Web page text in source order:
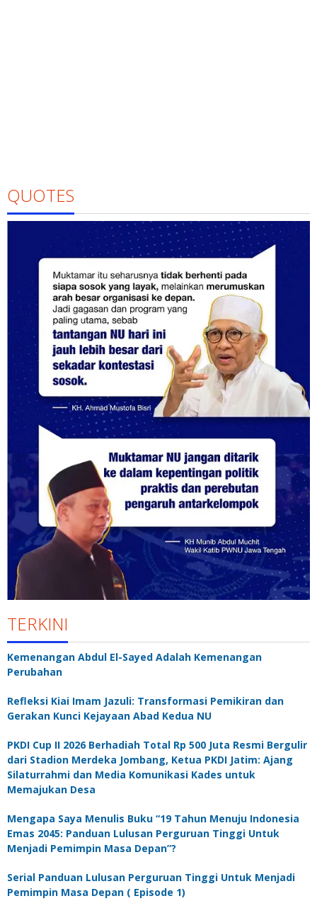
QUOTES
TERKINI
Kemenangan Abdul El-Sayed Adalah Kemenangan
Perubahan
Refleksi Kiai Imam Jazuli: Transformasi Pemikiran dan
Gerakan Kunci Kejayaan Abad Kedua NU
PKDI Cup II 2026 Berhadiah Total Rp 500 Juta Resmi Bergulir
dari Stadion Merdeka Jombang, Ketua PKDI Jatim: Ajang
Silaturrahmi dan Media Komunikasi Kades untuk
Memajukan Desa
Mengapa Saya Menulis Buku “19 Tahun Menuju Indonesia
Emas 2045: Panduan Lulusan Perguruan Tinggi Untuk
Menjadi Pemimpin Masa Depan”?
Serial Panduan Lulusan Perguruan Tinggi Untuk Menjadi
Pemimpin Masa Depan ( Episode 1)